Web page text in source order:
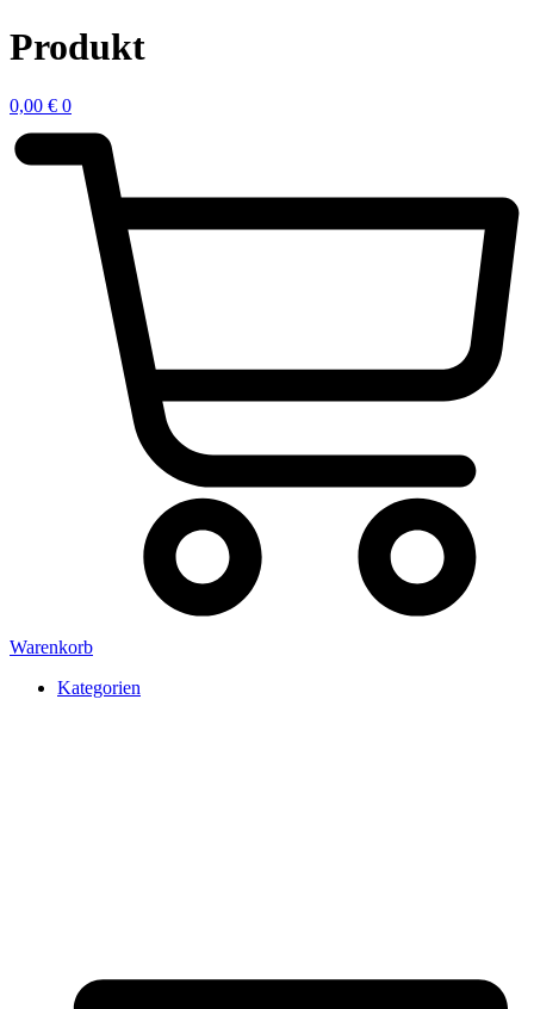
Produkt
0,00 € 0
Warenkorb
Kategorien